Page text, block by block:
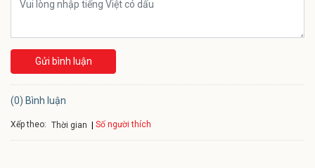
Gửi bình luận
(0) Bình luận
Xếp theo: Thời gian Số người thích